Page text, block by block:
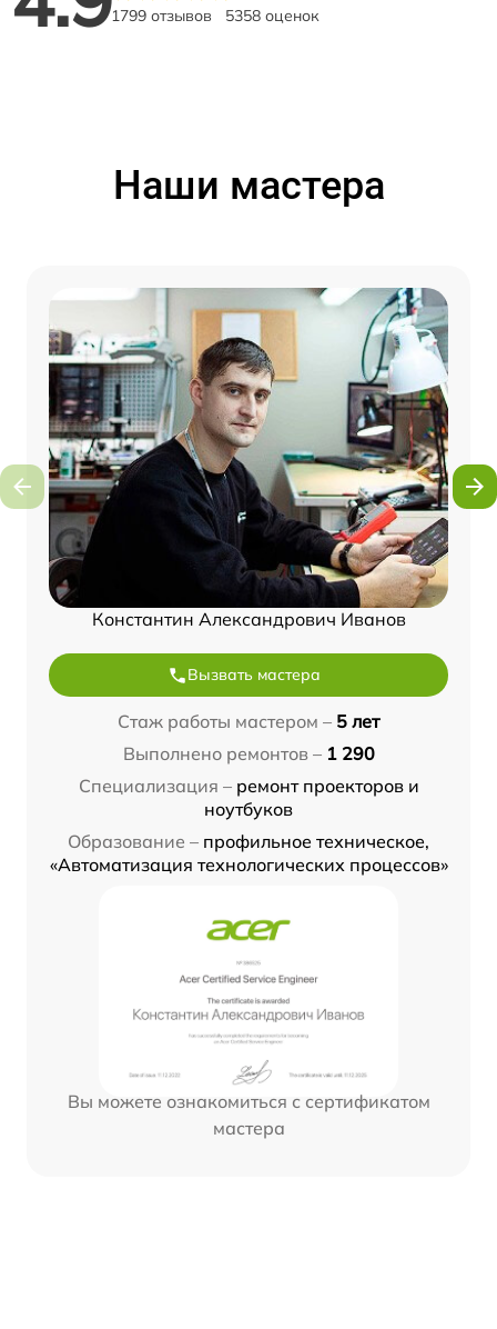
1799 отзывов 5358 оценок
Наши мастера
Константин Александрович Иванов
Вызвать мастера
Стаж работы мастером – 5 лет
Выполнено ремонтов – 1 290
Специализация – ремонт проекторов и
ноутбуков
Образование – профильное техническое,
«Автоматизация технологических процессов»
Вы можете ознакомиться с сертификатом
мастера